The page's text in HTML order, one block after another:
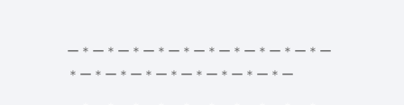
ー＊ー＊ー＊ー＊ー＊ー＊ー＊ー＊ー＊ー＊ー
＊ー＊ー＊ー＊ー＊ー＊ー＊ー＊ー＊ー